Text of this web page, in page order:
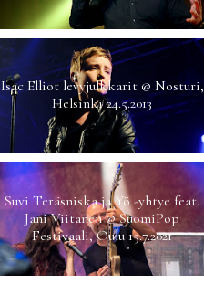
Isac Elliot levyjulkkarit @ Nosturi,
Helsinki 24.5.2013
Suvi Teräsniska ja Yö -yhtye feat.
Jani Viitanen @ SuomiPop
Festivaali, Oulu 15.7.2021